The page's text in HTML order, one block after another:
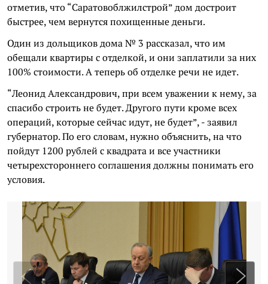
отметив, что “Саратовоблжилстрой” дом достроит
быстрее, чем вернутся похищенные деньги.
Один из дольщиков дома № 3 рассказал, что им
обещали квартиры с отделкой, и они заплатили за них
100% стоимости. А теперь об отделке речи не идет.
“Леонид Александрович, при всем уважении к нему, за
спасибо строить не будет. Другого пути кроме всех
операций, которые сейчас идут, не будет”, - заявил
губернатор. По его словам, нужно объяснить, на что
пойдут 1200 рублей с квадрата и все участники
четырехстороннего соглашения должны понимать его
условия.